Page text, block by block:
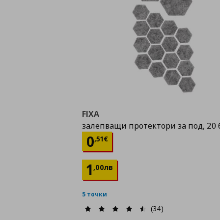
FIXA
залепващи протектори за под, 20
0,51€
Цена
1 ,00лв
5 точки
(34)